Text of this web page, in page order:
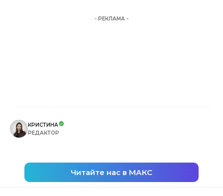
- РЕКЛАМА -
КРИСТИНА
РЕДАКТОР
Читайте нас в МАКС